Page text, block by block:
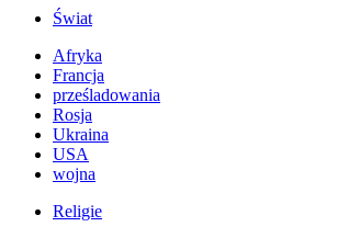
Świat
Afryka
Francja
prześladowania
Rosja
Ukraina
USA
wojna
Religie